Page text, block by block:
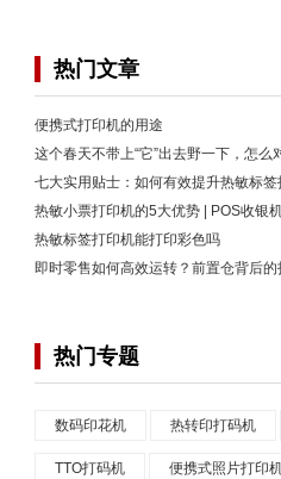
热门文章
便携式打印机的用途
这个春天不带上“它”出去野一下，怎么
七大实用贴士：如何有效提升热敏标
热敏小票打印机的5大优势 | POS收银
热敏标签打印机能打印彩色吗
即时零售如何高效运转？前置仓背后的
热门专题
数码印花机 热转印打码机
TTO打码机 便携式照片打印